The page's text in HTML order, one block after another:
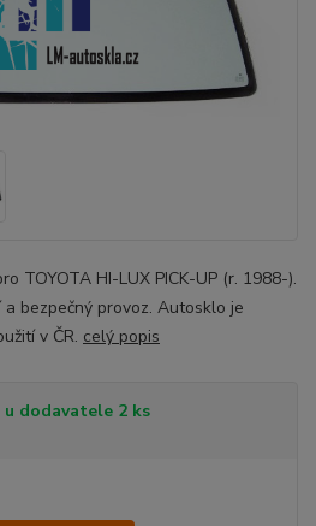
TOYOTA HI-LUX PICK-UP (r. 1988-).
bezpečný provoz. Autosklo je
v ČR. celý popis
u dodavatele 2 ks